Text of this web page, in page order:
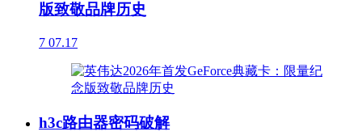
版致敬品牌历史
7 07.17
h3c路由器密码破解